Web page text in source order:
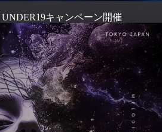
キャンペーン開催